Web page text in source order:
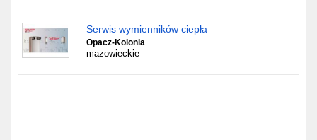
Serwis wymienników ciepła
Opacz-Kolonia
mazowieckie
Opole
Tarnów